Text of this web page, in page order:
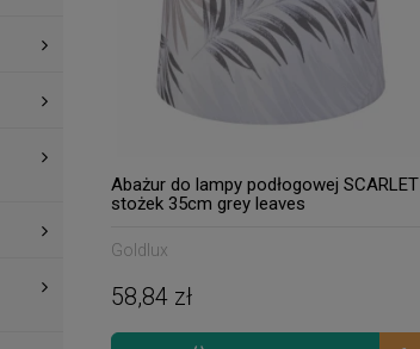
Abażur do lampy podłogowej SCARLET
stożek 35cm grey leaves
Goldlux
58,84 zł